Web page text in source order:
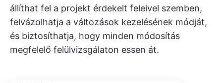
állíthat fel a projekt érdekelt feleivel szemben,
felvázolhatja a változások kezelésének módját,
és biztosíthatja, hogy minden módosítás
megfelelő felülvizsgálaton essen át.